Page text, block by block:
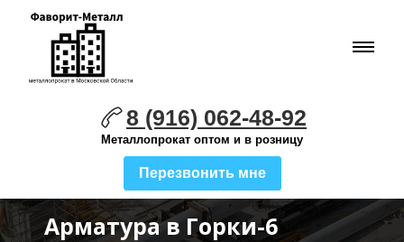
8 (916) 062-48-92
Металлопрокат оптом и в розницу
Перезвонить мне
Арматура в Горки-6